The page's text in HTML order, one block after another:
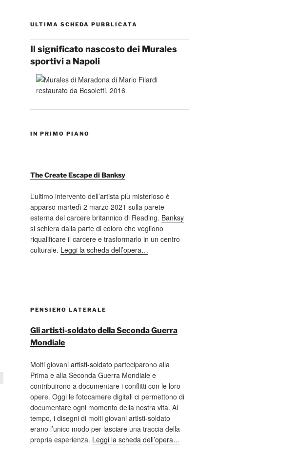
ULTIMA SCHEDA PUBBLICATA
Il significato nascosto dei Murales
sportivi a Napoli
IN PRIMO PIANO
The Create Escape di Banksy
L’ultimo intervento dell’artista più misterioso è
apparso martedì 2 marzo 2021 sulla parete
esterna del carcere britannico di Reading. Banksy
si schiera dalla parte di coloro che vogliono
riqualificare il carcere e trasformarlo in un centro
culturale. Leggi la scheda dell’opera…
PENSIERO LATERALE
Gli artisti-soldato della Seconda Guerra
Mondiale
Molti giovani artisti-soldato parteciparono alla
Prima e alla Seconda Guerra Mondiale e
contribuirono a documentare i conflitti con le loro
opere. Oggi le fotocamere digitali ci permettono di
documentare ogni momento della nostra vita. Al
tempo, i disegni di molti giovani artisti-soldato
erano l’unico modo per lasciare una traccia della
propria esperienza. Leggi la scheda dell’opera…